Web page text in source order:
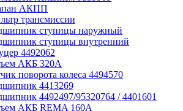
АКПП
трансмиссии
ступицы наружный
ступицы внутренний
4492062
АКБ 320А
поворота колеса 4494570
4413269
4492497/95320764 / 4401601
АКБ REMA 160А